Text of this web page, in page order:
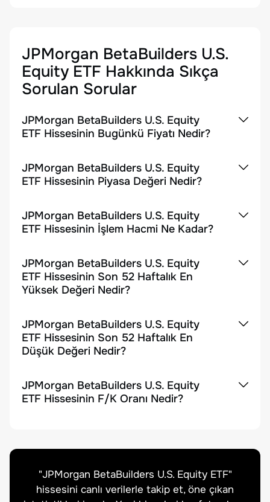
JPMorgan BetaBuilders U.S.
Equity ETF Hakkında Sıkça
Sorulan Sorular
JPMorgan BetaBuilders U.S. Equity
ETF Hissesinin Bugünkü Fiyatı Nedir?
JPMorgan BetaBuilders U.S. Equity
ETF Hissesinin Piyasa Değeri Nedir?
JPMorgan BetaBuilders U.S. Equity
ETF Hissesinin İşlem Hacmi Ne Kadar?
JPMorgan BetaBuilders U.S. Equity
ETF Hissesinin Son 52 Haftalık En
Yüksek Değeri Nedir?
JPMorgan BetaBuilders U.S. Equity
ETF Hissesinin Son 52 Haftalık En
Düşük Değeri Nedir?
JPMorgan BetaBuilders U.S. Equity
ETF Hissesinin F/K Oranı Nedir?
"JPMorgan BetaBuilders U.S. Equity ETF"
hissesini canlı verilerle takip et, öne çıkan